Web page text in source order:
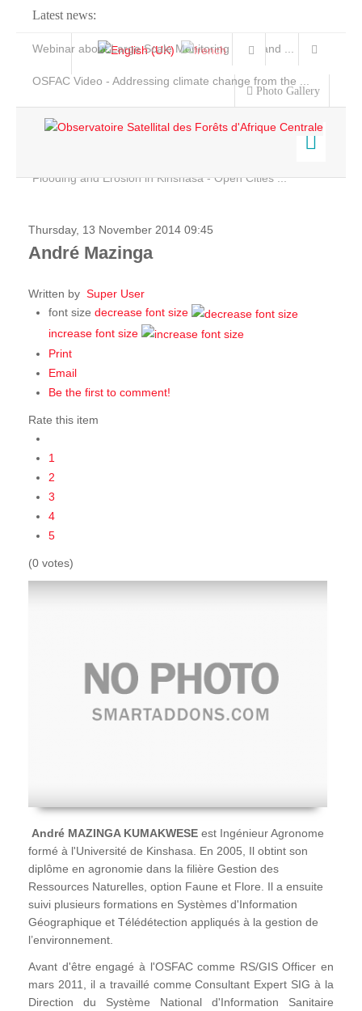
Latest news:
Webinar about Large Scale Monitoring and Land ...
OSFAC Video - Addressing climate change from the ...
Flooding and Erosion in Kinshasa - Open Cities ...
Photo Gallery
Home
Services
News & Stories
Thursday, 13 November 2014 09:45
André Mazinga
Written by Super User
font size decrease font size
increase font size
Print
Email
Be the first to comment!
Rate this item
1
2
3
4
5
(0 votes)
André MAZINGA KUMAKWESE est Ingénieur Agronome
formé à l'Université de Kinshasa. En 2005, Il obtint son
diplôme en agronomie dans la filière Gestion des
Ressources Naturelles, option Faune et Flore. Il a ensuite
suivi plusieurs formations en Systèmes d'Information
Géographique et Télédétection appliqués à la gestion de
l’environnement.
Avant d'être engagé à l'OSFAC comme RS/GIS Officer en
mars 2011, il a travaillé comme Consultant Expert SIG à la
Direction du Système National d'Information Sanitaire